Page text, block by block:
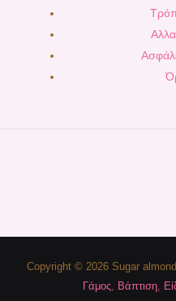
Copyright © 2026 Sugar
Γάμος, Βάπτιση,